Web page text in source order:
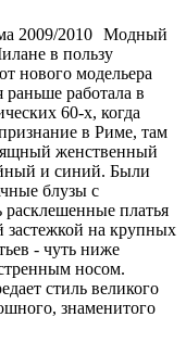
Модный
в пользу
нового модельера
работала в
60-х, когда
в Риме, там
женственный
и синий. Были
блузы с
платья
застежкой на крупных
- чуть ниже
носом.
стиль великого
знаменитого